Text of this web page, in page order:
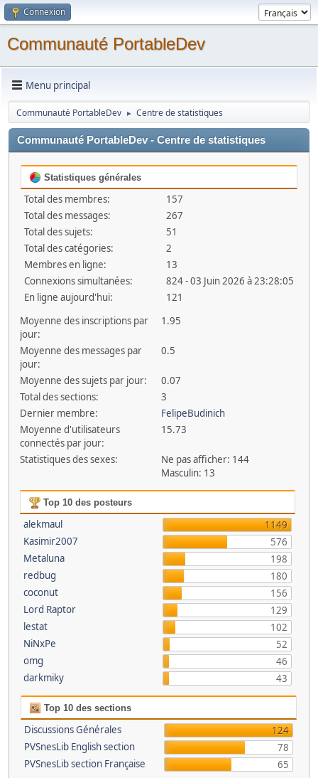
Connexion
Communauté PortableDev
Menu principal
Communauté PortableDev ► Centre de statistiques
Communauté PortableDev - Centre de statistiques
Statistiques générales
Total des membres:
157
Total des messages:
267
Total des sujets:
51
Total des catégories:
2
Membres en ligne:
13
Connexions simultanées:
824 - 03 Juin 2026 à 23:28:05
En ligne aujourd'hui:
121
Moyenne des inscriptions par
jour:
1.95
Moyenne des messages par
jour:
0.5
Moyenne des sujets par jour:
0.07
Total des sections:
3
Dernier membre:
FelipeBudinich
Moyenne d'utilisateurs
connectés par jour:
15.73
Statistiques des sexes:
Ne pas afficher: 144
Masculin: 13
Top 10 des posteurs
alekmaul
1149
Kasimir2007
576
Metaluna
198
redbug
180
coconut
156
Lord Raptor
129
lestat
102
NiNxPe
52
omg
46
darkmiky
43
Top 10 des sections
Discussions Générales
124
PVSnesLib English section
78
PVSnesLib section Française
65